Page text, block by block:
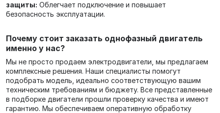
защиты: Облегчает подключение и повышает
безопасность эксплуатации.
Почему стоит заказать однофазный двигатель
именно у нас?
Мы не просто продаем электродвигатели, мы предлагаем
комплексные решения. Наши специалисты помогут
подобрать модель, идеально соответствующую вашим
техническим требованиям и бюджету. Все представленные
в подборке двигатели прошли проверку качества и имеют
гарантию. Мы обеспечиваем оперативную обработку